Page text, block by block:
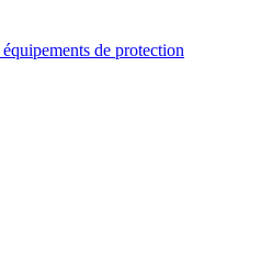
de protection